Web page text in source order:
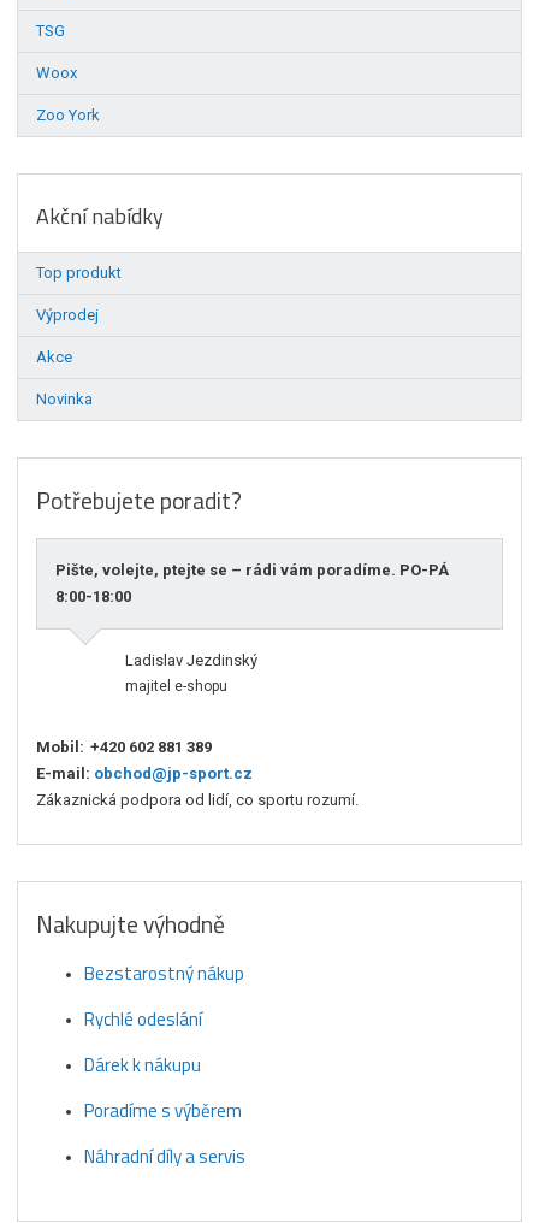
TSG
Woox
Zoo York
Akční nabídky
Top produkt
Výprodej
Akce
Novinka
Potřebujete poradit?
Pište, volejte, ptejte se – rádi vám poradíme. PO-PÁ
8:00-18:00
Ladislav Jezdinský
majitel e-shopu
Mobil: +420 602 881 389
E-mail: obchod@jp-sport.cz
Zákaznická podpora od lidí, co sportu rozumí.
Nakupujte výhodně
Bezstarostný nákup
Rychlé odeslání
Dárek k nákupu
Poradíme s výběrem
Náhradní díly a servis